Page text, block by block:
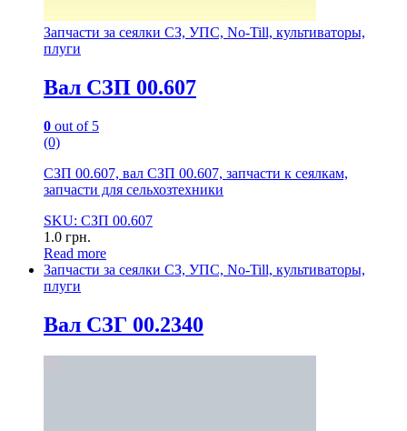
Запчасти за сеялки СЗ, УПС, No-Till, культиваторы,
плуги
Вал СЗП 00.607
0 out of 5
(0)
СЗП 00.607, вал СЗП 00.607, запчасти к сеялкам,
запчасти для сельхозтехники
SKU: СЗП 00.607
1.0 грн.
Read more
Запчасти за сеялки СЗ, УПС, No-Till, культиваторы,
плуги
Вал СЗГ 00.2340